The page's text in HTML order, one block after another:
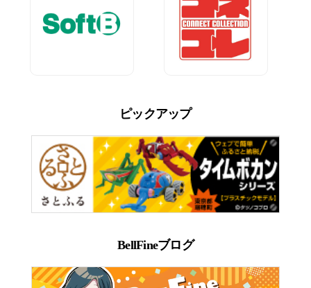
ピックアップ
BellFineブログ